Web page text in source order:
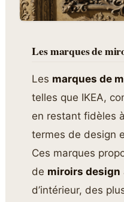
Les marques de
Les marques de
telles que IKEA,
en restant fidèles
termes de design
Ces marques
de miroirs design
d’intérieur, des